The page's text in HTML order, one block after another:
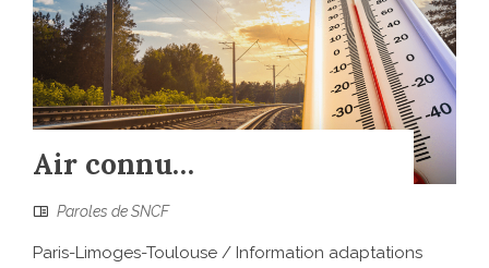
Air connu…
Paroles de SNCF
Paris-Limoges-Toulouse / Information adaptations